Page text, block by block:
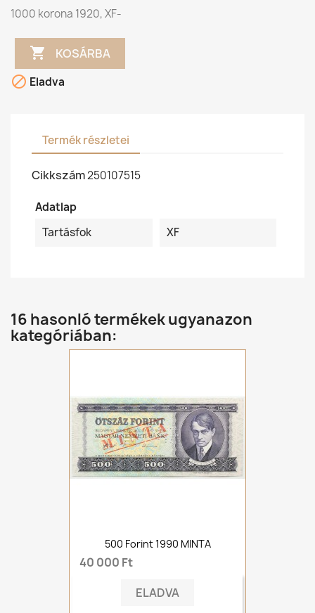
1000 korona 1920, XF-
 KOSÁRBA
 Eladva
Termék részletei
Cikkszám250107515
Adatlap
Tartásfok
XF
16 hasonló termékek ugyanazon
kategóriában:
500 Forint 1990 MINTA
40 000 Ft
ELADVA